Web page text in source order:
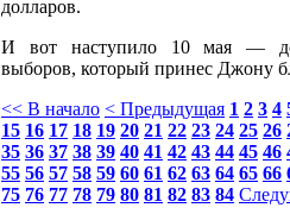
долларов.
И вот наступило 10 мая —
выборов, который принес Джону
<< В начало < Предыдущая 1 2 3 4
15 16 17 18 19 20 21 22 23 24 25 26
35 36 37 38 39 40 41 42 43 44 45 46
55 56 57 58 59 60 61 62 63 64 65 66
75 76 77 78 79 80 81 82 83 84